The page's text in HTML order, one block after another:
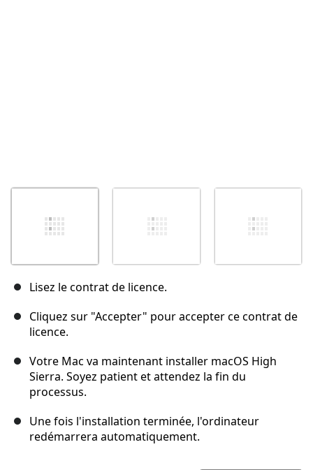
Lisez le contrat de licence.
Cliquez sur "Accepter" pour accepter ce contrat de
licence.
Votre Mac va maintenant installer macOS High
Sierra. Soyez patient et attendez la fin du
processus.
Une fois l'installation terminée, l'ordinateur
redémarrera automatiquement.